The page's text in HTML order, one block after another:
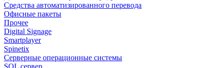
Средства автоматизированного перевода
Офисные пакеты
Прочее
Digital Signage
Smartplayer
Spinetix
Серверные операционные системы
SQL сервер